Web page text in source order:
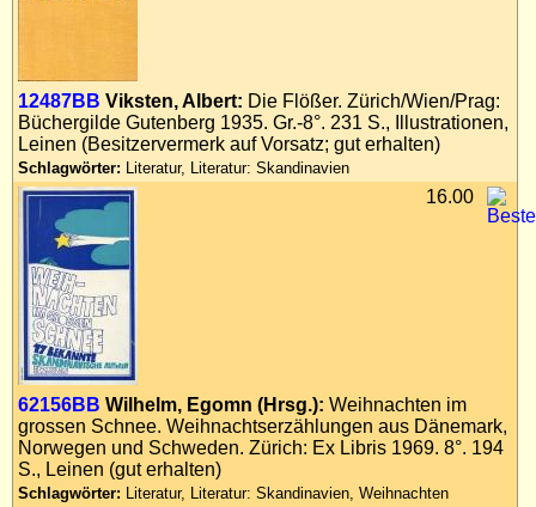
12487BB Viksten, Albert: Die Flößer. Zürich/Wien/Prag:
Büchergilde Gutenberg 1935. Gr.-8°. 231 S., Illustrationen,
Leinen (Besitzervermerk auf Vorsatz; gut erhalten)
Schlagwörter: Literatur, Literatur: Skandinavien
62156BB Wilhelm, Egomn (Hrsg.): Weihnachten im
grossen Schnee. Weihnachtserzählungen aus Dänemark,
Norwegen und Schweden. Zürich: Ex Libris 1969. 8°. 194
S., Leinen (gut erhalten)
Schlagwörter: Literatur, Literatur: Skandinavien, Weihnachten
16.00